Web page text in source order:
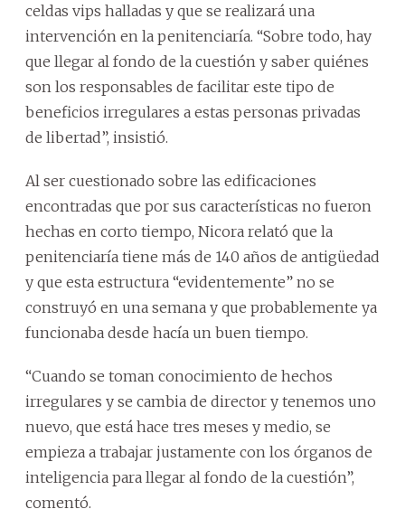
celdas vips halladas y que se realizará una
intervención en la penitenciaría. “Sobre todo, hay
que llegar al fondo de la cuestión y saber quiénes
son los responsables de facilitar este tipo de
beneficios irregulares a estas personas privadas
de libertad”, insistió.
Al ser cuestionado sobre las edificaciones
encontradas que por sus características no fueron
hechas en corto tiempo, Nicora relató que la
penitenciaría tiene más de 140 años de antigüedad
y que esta estructura “evidentemente” no se
construyó en una semana y que probablemente ya
funcionaba desde hacía un buen tiempo.
“Cuando se toman conocimiento de hechos
irregulares y se cambia de director y tenemos uno
nuevo, que está hace tres meses y medio, se
empieza a trabajar justamente con los órganos de
inteligencia para llegar al fondo de la cuestión”,
comentó.